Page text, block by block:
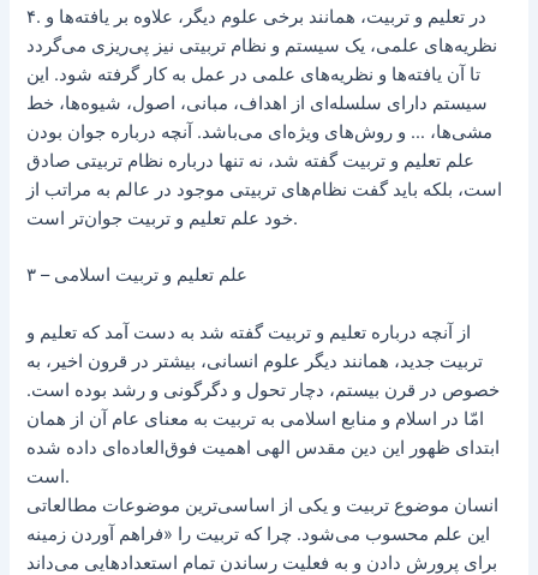
۴. در تعلیم و تربیت، همانند برخی علوم دیگر، علاوه بر یافته‌ها و
نظریه‌های علمی، یک سیستم و نظام تربیتی نیز پی‌ریزی می‌گردد
تا آن یافته‌ها و نظریه‌های علمی در عمل به کار گرفته شود. این
سیستم دارای سلسله‌ای از اهداف، مبانی، اصول، شیوه‌ها، خط
مشی‌ها، … و روش‌های ویژه‌ای می‌باشد. آنچه درباره جوان بودن
علم تعلیم و تربیت گفته شد، نه تنها درباره نظام تربیتی صادق
است، بلکه باید گفت نظام‌های تربیتی موجود در عالم به مراتب از
خود علم تعلیم و تربیت جوان‌تر است.
۳ – علم تعلیم و تربیت اسلامی
از آنچه درباره تعلیم و تربیت گفته شد به دست آمد که تعلیم و
تربیت جدید، همانند دیگر علوم انسانی، بیشتر در قرون اخیر، به
خصوص در قرن بیستم، دچار تحول و دگرگونی و رشد بوده است.
امّا در اسلام و منابع اسلامی به تربیت به معنای عام آن از همان
ابتدای ظهور این دین مقدس الهی اهمیت فوق‌العاده‌ای داده شده
است.
انسان موضوع تربیت و یکی از اساسی‌ترین موضوعات مطالعاتی
این علم محسوب می‌شود. چرا که تربیت را «فراهم آوردن زمینه
برای پرورش دادن و به فعلیت رساندن تمام استعدادهایی می‌داند